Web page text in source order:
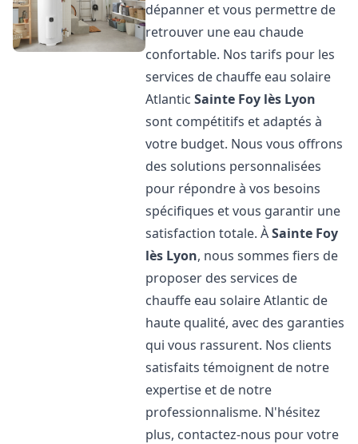
dépanner et vous permettre de
retrouver une eau chaude
confortable. Nos tarifs pour les
services de chauffe eau solaire
AtlanticSainte Foy lès Lyon
sont compétitifs et adaptés à
votre budget. Nous vous offrons
des solutions personnalisées
pour répondre à vos besoins
spécifiques et vous garantir une
satisfaction totale. ÀSainte Foy
lès Lyon, nous sommes fiers de
proposer des services de
chauffe eau solaire Atlantic de
haute qualité, avec des garanties
qui vous rassurent. Nos clients
satisfaits témoignent de notre
expertise et de notre
professionnalisme. N'hésitez
plus, contactez-nous pour votre